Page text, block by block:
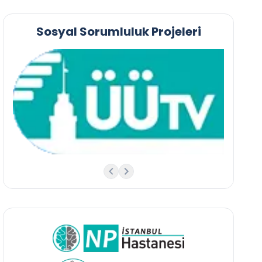
Sosyal Sorumluluk Projeleri